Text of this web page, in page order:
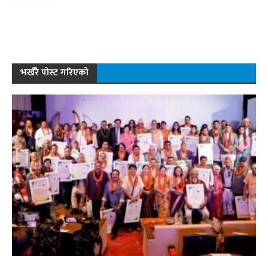
भर्खरै पोस्ट गरिएको